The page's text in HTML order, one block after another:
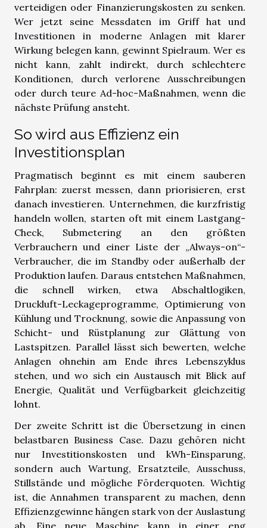
verteidigen oder Finanzierungskosten zu senken.
Wer jetzt seine Messdaten im Griff hat und
Investitionen in moderne Anlagen mit klarer
Wirkung belegen kann, gewinnt Spielraum. Wer es
nicht kann, zahlt indirekt, durch schlechtere
Konditionen, durch verlorene Ausschreibungen
oder durch teure Ad-hoc-Maßnahmen, wenn die
nächste Prüfung ansteht.
So wird aus Effizienz ein
Investitionsplan
Pragmatisch beginnt es mit einem sauberen
Fahrplan: zuerst messen, dann priorisieren, erst
danach investieren. Unternehmen, die kurzfristig
handeln wollen, starten oft mit einem Lastgang-
Check, Submetering an den größten
Verbrauchern und einer Liste der „Always-on“-
Verbraucher, die im Standby oder außerhalb der
Produktion laufen. Daraus entstehen Maßnahmen,
die schnell wirken, etwa Abschaltlogiken,
Druckluft-Leckageprogramme, Optimierung von
Kühlung und Trocknung, sowie die Anpassung von
Schicht- und Rüstplanung zur Glättung von
Lastspitzen. Parallel lässt sich bewerten, welche
Anlagen ohnehin am Ende ihres Lebenszyklus
stehen, und wo sich ein Austausch mit Blick auf
Energie, Qualität und Verfügbarkeit gleichzeitig
lohnt.
Der zweite Schritt ist die Übersetzung in einen
belastbaren Business Case. Dazu gehören nicht
nur Investitionskosten und kWh-Einsparung,
sondern auch Wartung, Ersatzteile, Ausschuss,
Stillstände und mögliche Förderquoten. Wichtig
ist, die Annahmen transparent zu machen, denn
Effizienzgewinne hängen stark von der Auslastung